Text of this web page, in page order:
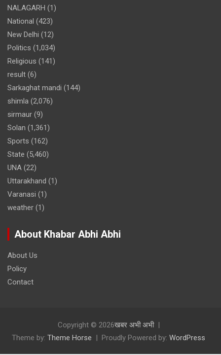
NALAGARH (1)
National (423)
New Delhi (12)
Politics (1,034)
Religious (141)
result (6)
Sarkaghat mandi (144)
shimla (2,076)
sirmaur (9)
Solan (1,361)
Sports (162)
State (5,460)
UNA (22)
Uttarakhand (1)
Varanasi (1)
weather (1)
About Khabar Abhi Abhi
About Us
Policy
Contact
Copyright © 2026खबर अभी अभी
Theme by: Theme Horse Proudly Powered by: WordPress